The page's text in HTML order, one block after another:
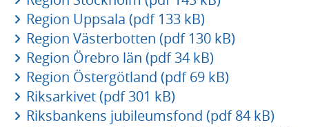
Region Uppsala (pdf 133 kB)
Region Västerbotten (pdf 130 kB)
Region Örebro län (pdf 34 kB)
Region Östergötland (pdf 69 kB)
Riksarkivet (pdf 301 kB)
Riksbankens jubileumsfond (pdf 84 kB)